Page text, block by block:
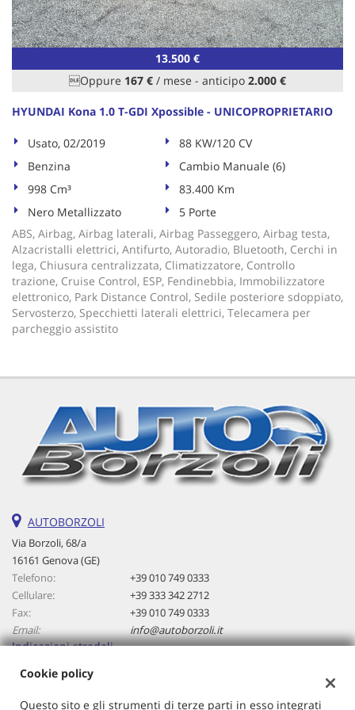
13.500 €
Oppure 167 € / mese - anticipo 2.000 €
HYUNDAI Kona 1.0 T-GDI Xpossible - UNICOPROPRIETARIO
Usato, 02/2019
88 KW/120 CV
Benzina
Cambio Manuale (6)
998 Cm³
83.400 Km
Nero Metallizzato
5 Porte
ABS, Airbag, Airbag laterali, Airbag Passeggero, Airbag testa,
Alzacristalli elettrici, Antifurto, Autoradio, Bluetooth, Cerchi in
lega, Chiusura centralizzata, Climatizzatore, Controllo
trazione, Cruise Control, ESP, Fendinebbia, Immobilizzatore
elettronico, Park Distance Control, Sedile posteriore sdoppiato,
Servosterzo, Specchietti laterali elettrici, Telecamera per
parcheggio assistito
AUTOBORZOLI
Via Borzoli, 68/a
16161 Genova (GE)
Telefono:
+39 010 749 0333
Cellulare:
+39 333 342 2712
Fax:
+39 010 749 0333
Email:
info@autoborzoli.it
Indicazioni stradali
Dati fiscali:
Cookie policy
Questo sito e gli strumenti di terze parti in esso integrati
Cookie necessari
Cookie delle preferenze
Cookie analitici
Cookie di marketing
Leggi
la
cookie
policy
le